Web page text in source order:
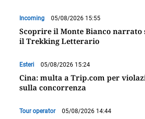
Incoming 05/08/2026 15:55
Scoprire il Monte Bianco
il Trekking Letterario
Esteri 05/08/2026 15:24
Cina: multa a Trip.com per
sulla concorrenza
Tour operator 05/08/2026 14:44